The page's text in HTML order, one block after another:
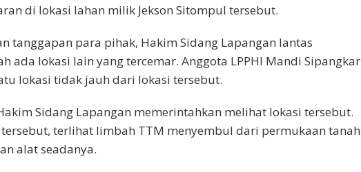
di lokasi lahan milik Jekson Sitompul tersebut.
tanggapan para pihak, Hakim Sidang Lapangan lantas
ada lokasi lain yang tercemar. Anggota LPPHI Mandi Sipangkar
lokasi tidak jauh dari lokasi tersebut.
Sidang Lapangan memerintahkan melihat lokasi tersebut.
terlihat limbah TTM menyembul dari permukaan tanah
alat seadanya.